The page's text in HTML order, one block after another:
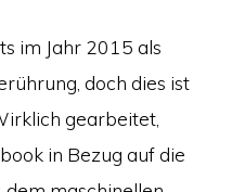
im Jahr 2015 als
doch dies ist
gearbeitet,
in Bezug auf die